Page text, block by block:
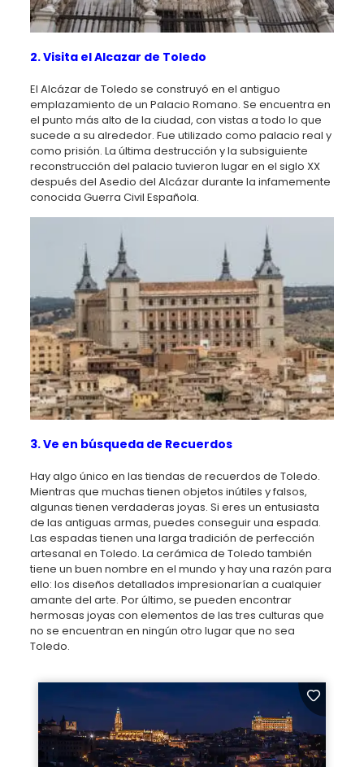
2. Visita el Alcazar de Toledo
El Alcázar de Toledo se construyó en el antiguo
emplazamiento de un Palacio Romano. Se encuentra en
el punto más alto de la ciudad, con vistas a todo lo que
sucede a su alrededor. Fue utilizado como palacio real y
como prisión. La última destrucción y la subsiguiente
reconstrucción del palacio tuvieron lugar en el siglo XX
después del Asedio del Alcázar durante la infamemente
conocida Guerra Civil Española.
3. Ve en búsqueda de Recuerdos
Hay algo único en las tiendas de recuerdos de Toledo.
Mientras que muchas tienen objetos inútiles y falsos,
algunas tienen verdaderas joyas. Si eres un entusiasta
de las antiguas armas, puedes conseguir una espada.
Las espadas tienen una larga tradición de perfección
artesanal en Toledo. La cerámica de Toledo también
tiene un buen nombre en el mundo y hay una razón para
ello: los diseños detallados impresionarían a cualquier
amante del arte. Por último, se pueden encontrar
hermosas joyas con elementos de las tres culturas que
no se encuentran en ningún otro lugar que no sea
Toledo.